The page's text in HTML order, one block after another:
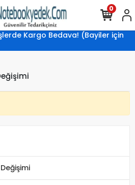
Kargo Bedava! (Bayiler için
0